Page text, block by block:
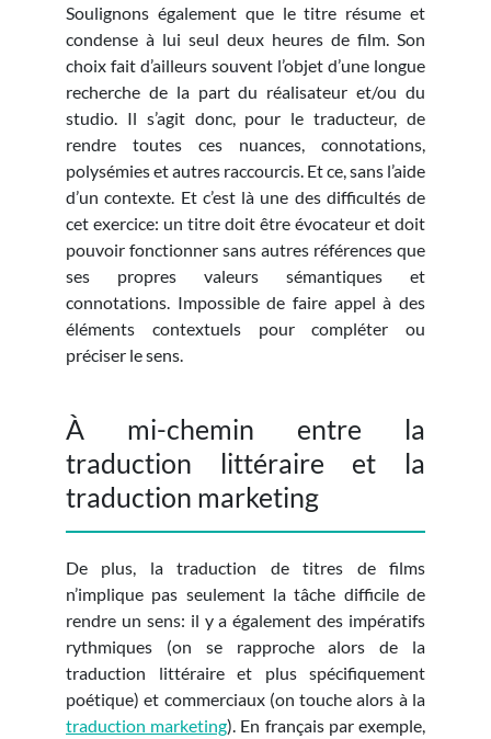
Soulignons également que le titre résume et
condense à lui seul deux heures de film. Son
choix fait d’ailleurs souvent l’objet d’une longue
recherche de la part du réalisateur et/ou du
studio. Il s’agit donc, pour le traducteur, de
rendre toutes ces nuances, connotations,
polysémies et autres raccourcis. Et ce, sans l’aide
d’un contexte. Et c’est là une des difficultés de
cet exercice: un titre doit être évocateur et doit
pouvoir fonctionner sans autres références que
ses propres valeurs sémantiques et
connotations. Impossible de faire appel à des
éléments contextuels pour compléter ou
préciser le sens.
À mi-chemin entre la
traduction littéraire et la
traduction marketing
De plus, la traduction de titres de films
n’implique pas seulement la tâche difficile de
rendre un sens: il y a également des impératifs
rythmiques (on se rapproche alors de la
traduction littéraire et plus spécifiquement
poétique) et commerciaux (on touche alors à la
traduction marketing). En français par exemple,